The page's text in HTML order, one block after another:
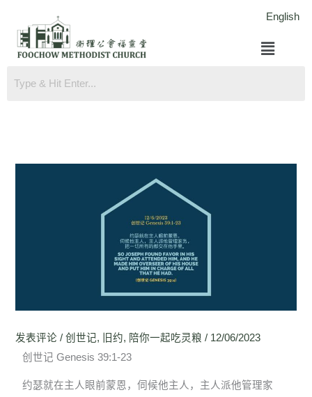
English
菜
单
发表评论 /创世记, 旧约, 陪你一起吃灵粮 / 12/06/2023
创世记 Genesis 39:1-23
约瑟就在主人眼前蒙恩，伺候他主人，主人派他管理家